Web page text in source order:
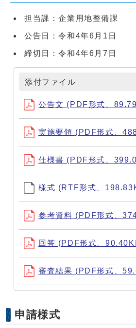
担当課：企業用地整備課
公告日：令和4年6月1日
締切日：令和4年6月7日
添付ファイル
公告文 (PDF形式、
実施要領 (PDF形式、
仕様書 (PDF形式、
様式 (RTF形式、
参考資料 (PDF形式、
回答 (PDF形式、
審査結果 (PDF形式、
申請様式